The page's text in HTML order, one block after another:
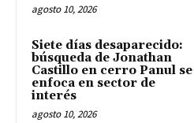
agosto 10, 2026
Siete días desaparecido:
búsqueda de Jonathan
Castillo en cerro Panul se
enfoca en sector de
interés
agosto 10, 2026